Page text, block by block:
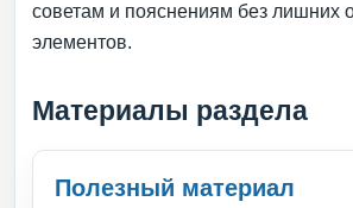
советам и пояснениям без лишних
элементов.
Материалы раздела
Полезный материал